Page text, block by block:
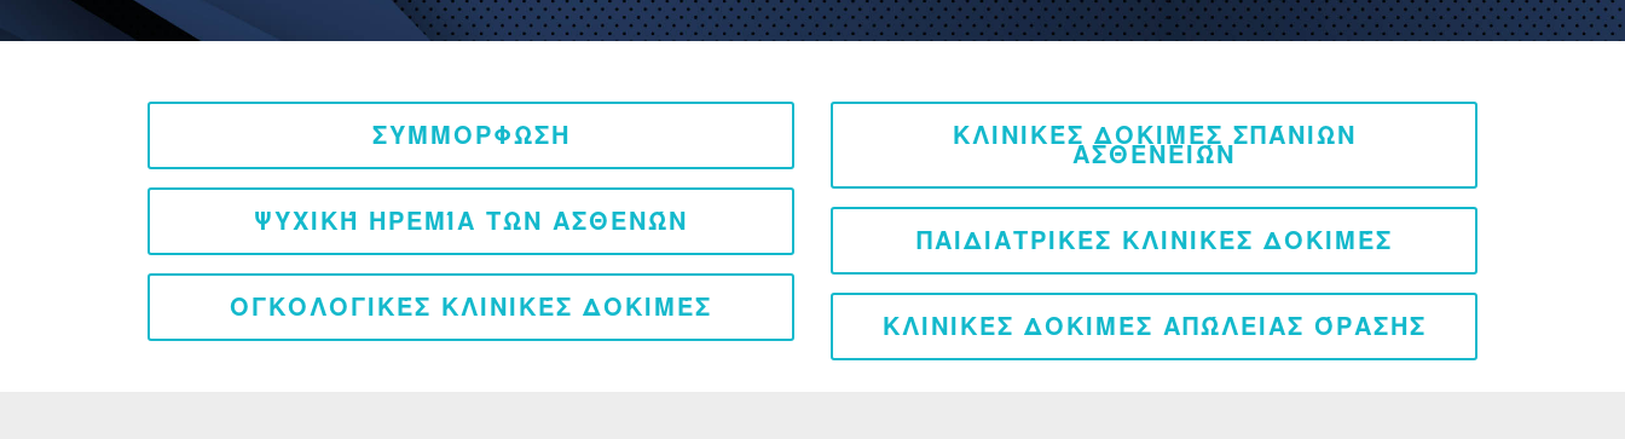
ΣΥΜΜΟΡΦΩΣΗ
ΨΥΧΙΚΉ ΗΡΕΜΊΑ ΤΩΝ ΑΣΘΕΝΏΝ
ΟΓΚΟΛΟΓΙΚΈΣ ΚΛΙΝΙΚΈΣ ΔΟΚΙΜΈΣ
ΚΛΙΝΙΚΈΣ ΔΟΚΙΜΈΣ ΣΠΆΝΙΩΝ
ΑΣΘΕΝΕΙΏΝ
ΠΑΙΔΙΑΤΡΙΚΈΣ ΚΛΙΝΙΚΈΣ ΔΟΚΙΜΈΣ
ΚΛΙΝΙΚΈΣ ΔΟΚΙΜΈΣ ΑΠΏΛΕΙΑΣ ΌΡΑΣΗΣ